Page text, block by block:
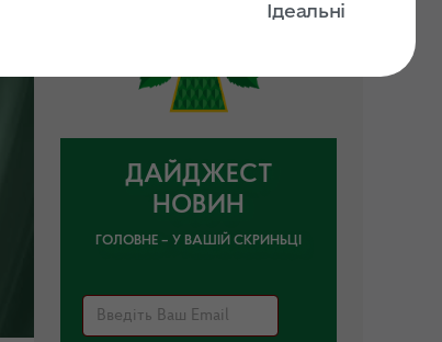
ДАЙДЖЕСТ
НОВИН
ГОЛОВНЕ – У ВАШІЙ СКРИНЬЦІ